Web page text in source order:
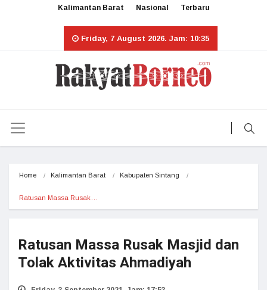
Kalimantan Barat Nasional Terbaru
Friday, 7 August 2026. Jam: 10:35
Home Kalimantan Barat Kabupaten Sintang
Ratusan Massa Rusak…
Ratusan Massa Rusak Masjid dan
Tolak Aktivitas Ahmadiyah